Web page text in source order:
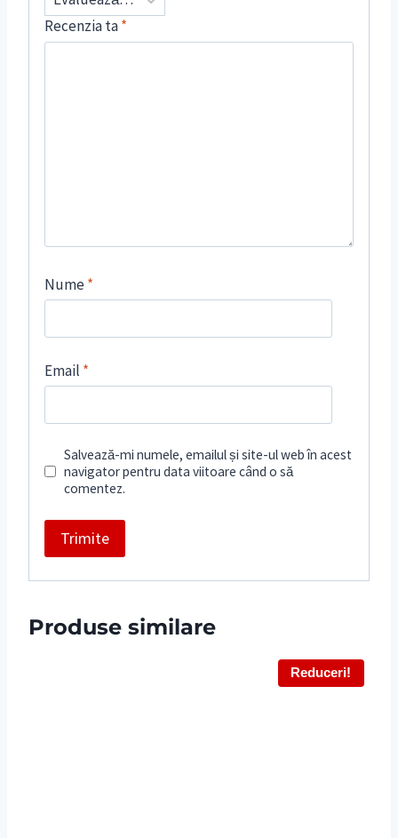
Recenzia ta*
Nume*
Email *
Salvează-mi numele, emailul și site-ul web în acest
navigator pentru data viitoare când o să
comentez.
Produse similare
Reduceri!